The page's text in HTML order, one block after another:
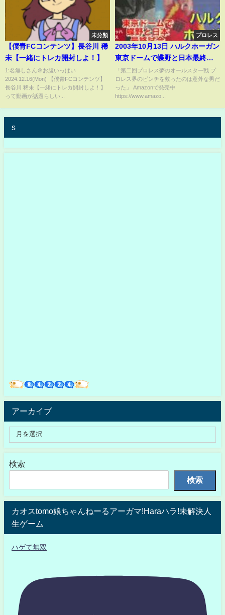
未分類
【僕青FCコンテンツ】長谷川 稀
未【一緒にトレカ開封しよ！】
1:名無しさん＠お腹いっぱい
2024.12.16(Mon) 【僕青FCコンテンツ】
長谷川 稀未【一緒にトレカ開封しよ！】
って動画が話題らしい...
プロレス
2003年10月13日 ハルクホーガン
東京ドームで蝶野と日本最終試
合
「第二回プロレス夢のオールスター戦 プ
ロレス界のピンチを救ったのは意外な男だ
った」 Amazonで発売中
https://www.amazo...
s
アーカイブ
検索
検索
カオスtomo娘ちゃんねーるアーガマ!Haraハラ!未解決人
生ゲーム
ハゲて無双